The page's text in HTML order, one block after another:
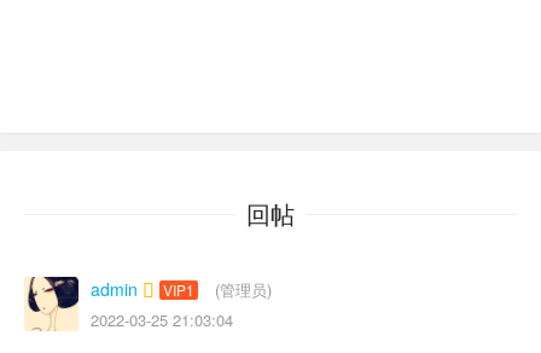
回帖
admin VIP1
(管理员)
2022-03-25 21:03:04